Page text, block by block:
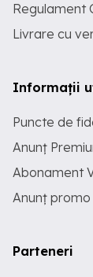
Regulament
Livrare cu
Informații
Puncte de
Anunț
Abonament
Anunț promo
Parteneri